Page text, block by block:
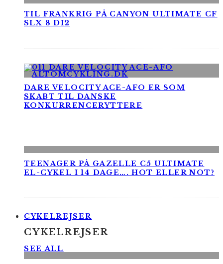
TIL FRANKRIG PÅ CANYON ULTIMATE CF
SLX 8 DI2
DARE VELOCITY ACE-AFO ER SOM
SKABT TIL DANSKE
KONKURRENCERYTTERE
TEENAGER PÅ GAZELLE C5 ULTIMATE
EL-CYKEL I 14 DAGE…. HOT ELLER NOT?
CYKELREJSER
CYKELREJSER
SEE ALL